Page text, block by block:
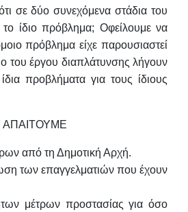
σε δύο συνεχόμενα στάδια του
το ίδιο πρόβλημα; Οφείλουμε να
πρόβλημα είχε παρουσιαστεί
του έργου διαπλάτυνσης λήγουν
προβλήματα για τους ίδιους
ΑΠΑΙΤΟΥΜΕ
από τη Δημοτική Αρχή.
των επαγγελματιών που έχουν
μέτρων προστασίας για όσο